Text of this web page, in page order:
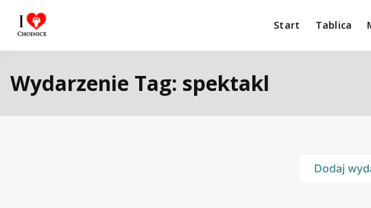
Start Tablica
Wydarzenie Tag: spektakl
Dodaj